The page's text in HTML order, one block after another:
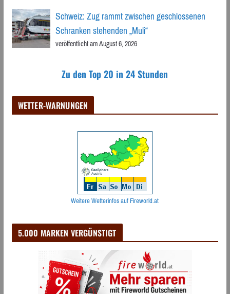
Schweiz: Zug rammt zwischen geschlossenen
Schranken stehenden „Muli“
veröffentlicht am August 6, 2026
Zu den Top 20 in 24 Stunden
WETTER-WARNUNGEN
Weitere Wetterinfos auf Fireworld.at
5.000 MARKEN VERGÜNSTIGT